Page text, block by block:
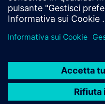
Visualizza altri casi studio